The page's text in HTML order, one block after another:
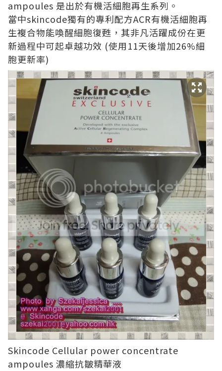
ampoules 是出於有機活細胞再生系列。
當中skincode獨有的專利配方ACR有機活細胞再
生複合物能喚醒細胞復甦，其非凡活躍成份在更
新過程中可起卓越功效 (使用11天後增加26%細
胞更新率)
Skincode Cellular power concentrate
ampoules 濃縮抗皺精華液